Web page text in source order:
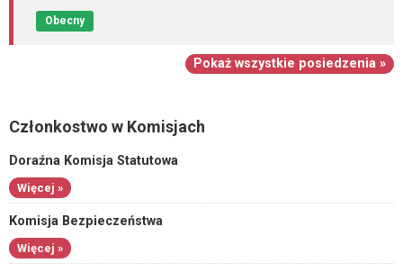
Obecny
Pokaż wszystkie posiedzenia »
Członkostwo w Komisjach
Doraźna Komisja Statutowa
Więcej »
Komisja Bezpieczeństwa
Więcej »